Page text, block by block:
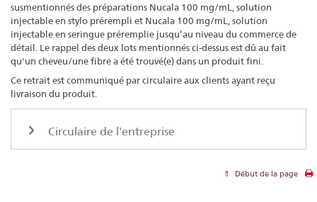
susmentionnés des préparations Nucala 100 mg/mL, solution
injectable en stylo prérempli et Nucala 100 mg/mL, solution
injectable en seringue préremplie jusqu’au niveau du commerce de
détail. Le rappel des deux lots mentionnés ci-dessus est dû au fait
qu'un cheveu/une fibre a été trouvé(e) dans un produit fini.
Ce retrait est communiqué par circulaire aux clients ayant reçu
livraison du produit.
Circulaire de l'entreprise
Début de la page